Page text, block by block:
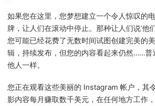
如果您在这里，您梦想建立一个令人惊叹的
牌，让人们在滚动中停止。那种让人们说’他
您可能已经花费了无数时间试图创建完美的
辑，持续发布，但您的内容看起来仍然……普
他人一样。
您正在观看这些美丽的 Instagram 帐户，其
影内容每月赚取数千美元，在任何地方工作